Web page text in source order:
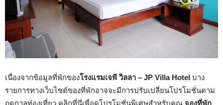
เนื่องจากข้อมูลที่พักของโรงแรมเจพี วิลลา – JP Villa Hotel บาง
รายการทางเว็บไซต์ของที่พักอาจจะมีการปรับเปลี่ยนโปรโมชั่นตาม
ฤดูกาลท่องเที่ยว คลิกที่นี่เพื่อดูโปรโมชั่นพิเศษสำหรับคุณ จองที่พัก